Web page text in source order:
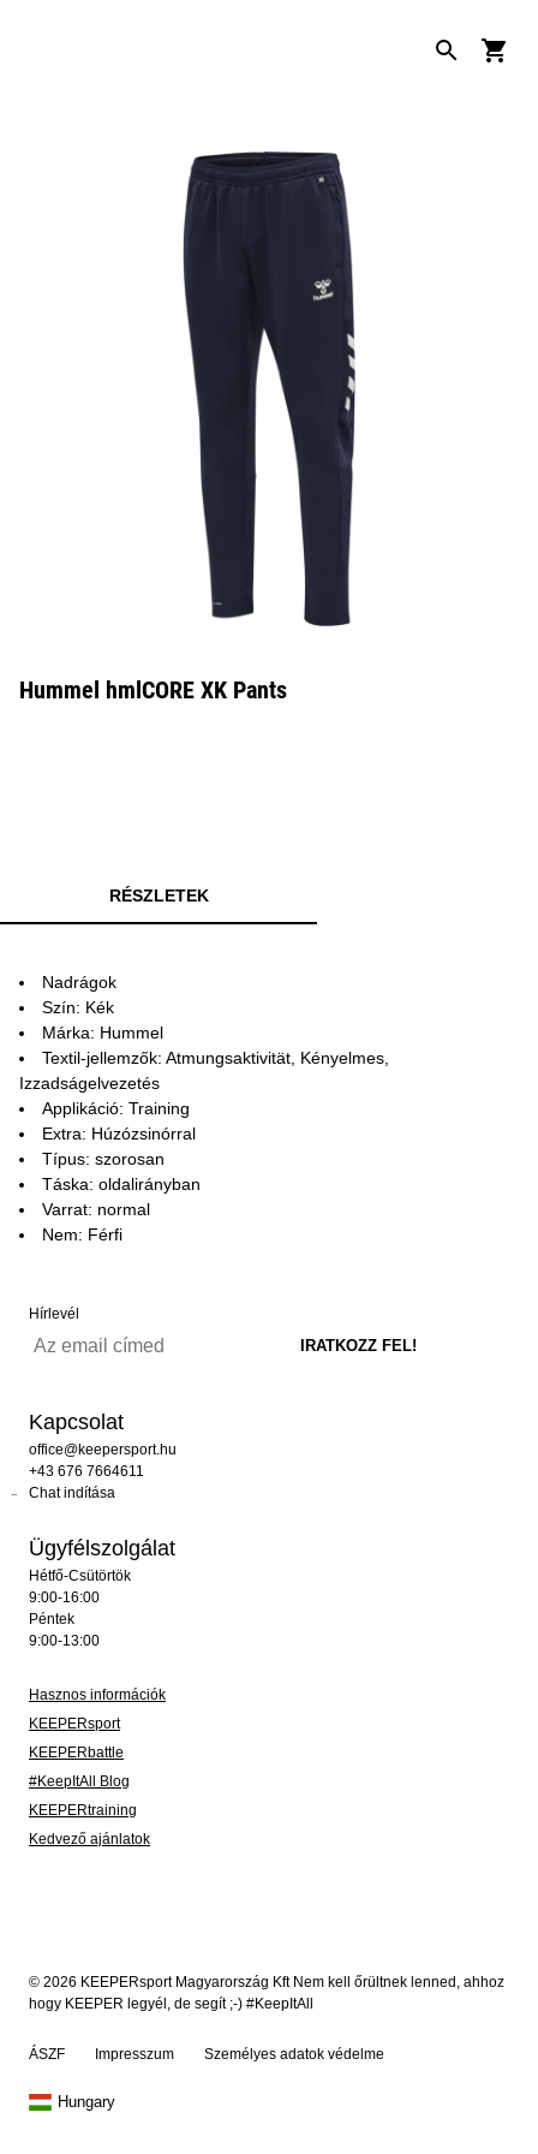
Hummel hmlCORE XK Pants
RÉSZLETEK
Nadrágok
Szín: Kék
Márka: Hummel
Textil-jellemzők: Atmungsaktivität, Kényelmes,
Izzadságelvezetés
Applikáció: Training
Extra: Húzózsinórral
Típus: szorosan
Táska: oldalirányban
Varrat: normal
Nem: Férfi
Hírlevél
Kapcsolat
office@keepersport.hu
+43 676 7664611
Chat indítása
Ügyfélszolgálat
Hétfő-Csütörtök
9:00-16:00
Péntek
9:00-13:00
Hasznos információk
KEEPERsport
KEEPERbattle
#KeepItAll Blog
KEEPERtraining
Kedvező ajánlatok
© 2026 KEEPERsport Magyarország Kft Nem kell őrültnek lenned, ahhoz
hogy KEEPER legyél, de segít ;-) #KeepItAll
ÁSZF Impresszum Személyes adatok védelme
Hungary